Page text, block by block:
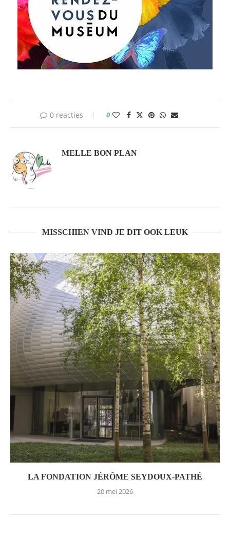
0 reacties 0
MELLE BON PLAN
MISSCHIEN VIND JE DIT OOK LEUK
LA FONDATION JÉRÔME SEYDOUX-PATHÉ
20 mei 2026